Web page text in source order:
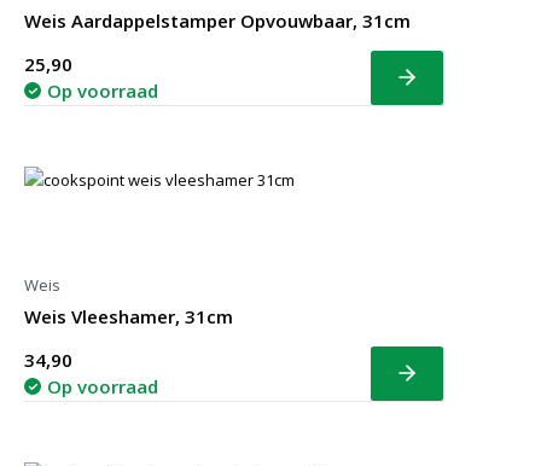
Weis Aardappelstamper Opvouwbaar, 31cm
25,90
Op voorraad
Bekijk
Weis
Weis Vleeshamer, 31cm
34,90
Op voorraad
Bekijk